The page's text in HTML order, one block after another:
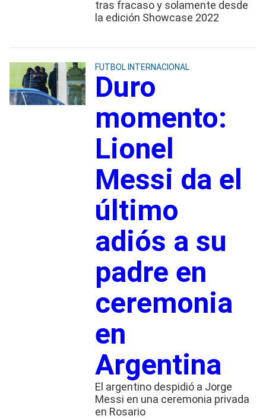
tras fracaso y solamente desde
la edición Showcase 2022
FUTBOL INTERNACIONAL
Duro
momento:
Lionel
Messi da el
último
adiós a su
padre en
ceremonia
en
Argentina
El argentino despidió a Jorge
Messi en una ceremonia privada
en Rosario